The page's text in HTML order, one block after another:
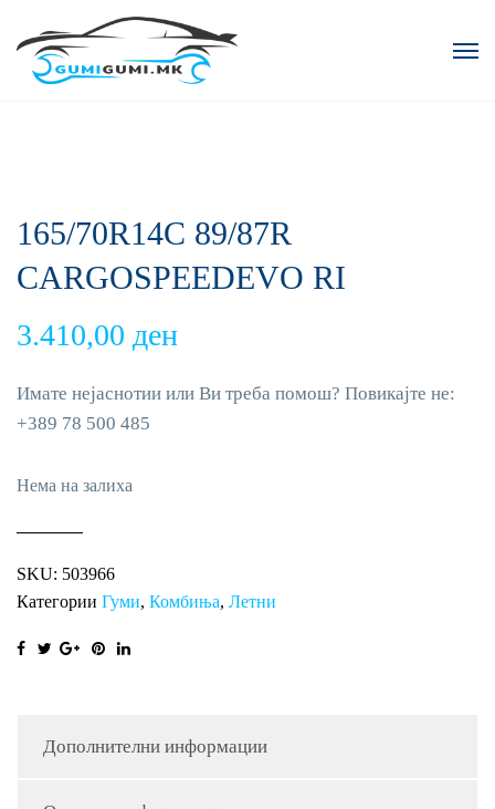
165/70R14C 89/87R
CARGOSPEEDEVO RI
3.410,00 ден
Имате нејаснотии или Ви треба помош? Повикајте не:
+389 78 500 485
Нема на залиха
SKU: 503966
Категории Гуми, Комбиња, Летни
Дополнителни информации